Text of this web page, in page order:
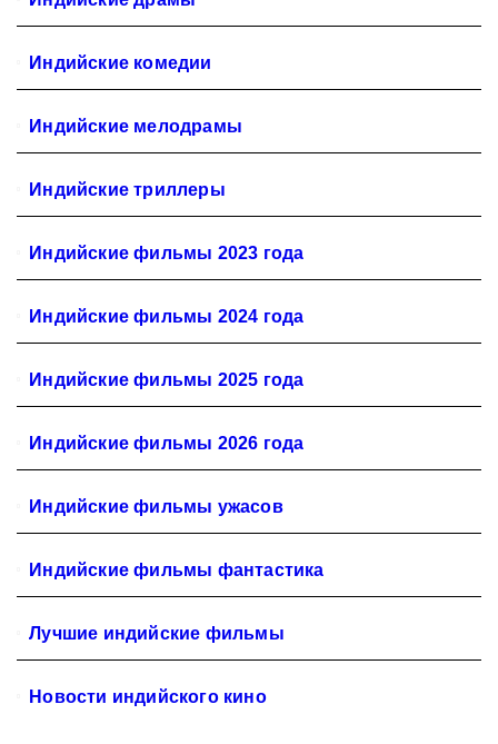
Индийские комедии
Индийские мелодрамы
Индийские триллеры
Индийские фильмы 2023 года
Индийские фильмы 2024 года
Индийские фильмы 2025 года
Индийские фильмы 2026 года
Индийские фильмы ужасов
Индийские фильмы фантастика
Лучшие индийские фильмы
Новости индийского кино